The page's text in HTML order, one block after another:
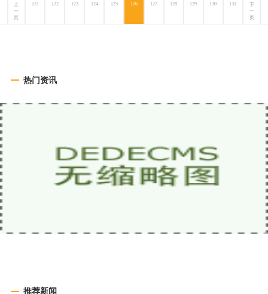
上
一
页
121 122 123 124 125 126 127 128 129 130 131
下
一
页
热门资讯
推荐新闻